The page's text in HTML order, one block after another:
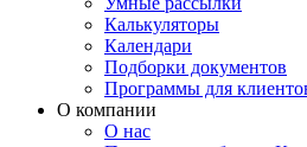
Калькуляторы
Календари
Подборки документов
Программы для
О компании
О нас